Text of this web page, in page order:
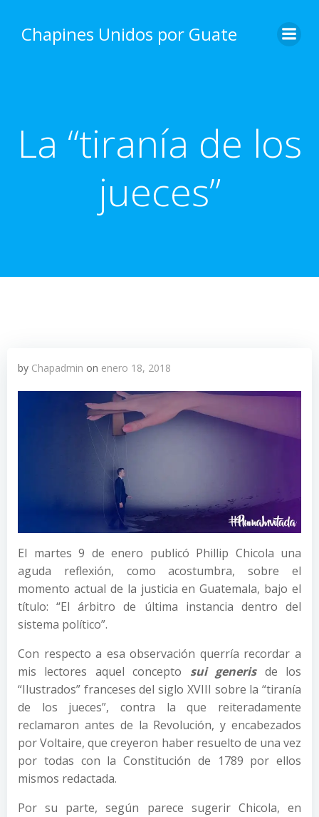
content
Chapines Unidos por Guate
La “tiranía de los
jueces”
by Chapadmin on enero 18, 2018
El martes 9 de enero publicó Phillip Chicola una
aguda reflexión, como acostumbra, sobre el
momento actual de la justicia en Guatemala, bajo el
título: “El árbitro de última instancia dentro del
sistema político”.
Con respecto a esa observación querría recordar a
mis lectores aquel concepto sui generis de los
“Ilustrados” franceses del siglo XVIII sobre la “tiranía
de los jueces”, contra la que reiteradamente
reclamaron antes de la Revolución, y encabezados
por Voltaire, que creyeron haber resuelto de una vez
por todas con la Constitución de 1789 por ellos
mismos redactada.
Por su parte, según parece sugerir Chicola, en